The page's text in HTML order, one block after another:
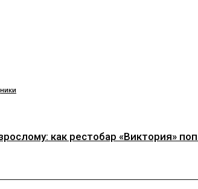
как рестобар «Виктория»